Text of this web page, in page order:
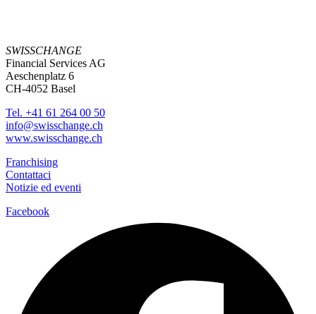
SWISSCHANGE
Financial Services AG
Aeschenplatz 6
CH-4052 Basel
Tel. +41 61 264 00 50
info@swisschange.ch
www.swisschange.ch
Franchising
Contattaci
Notizie ed eventi
Facebook